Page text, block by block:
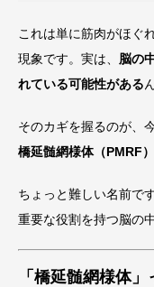
これは単に筋肉がほぐ
現象です。実は、 脳の
れている可能性がある
そのカギを握るのが、
橋延髄網様体（PMRF）
ちょっと難しい名前で
重要な役割を持つ脳の
「橋延髄網様体